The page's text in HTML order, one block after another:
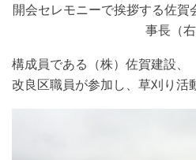
開会セレモニーで挨拶する佐賀
事長（右
構成員である（株）佐賀建設、
改良区職員が参加し、草刈り活